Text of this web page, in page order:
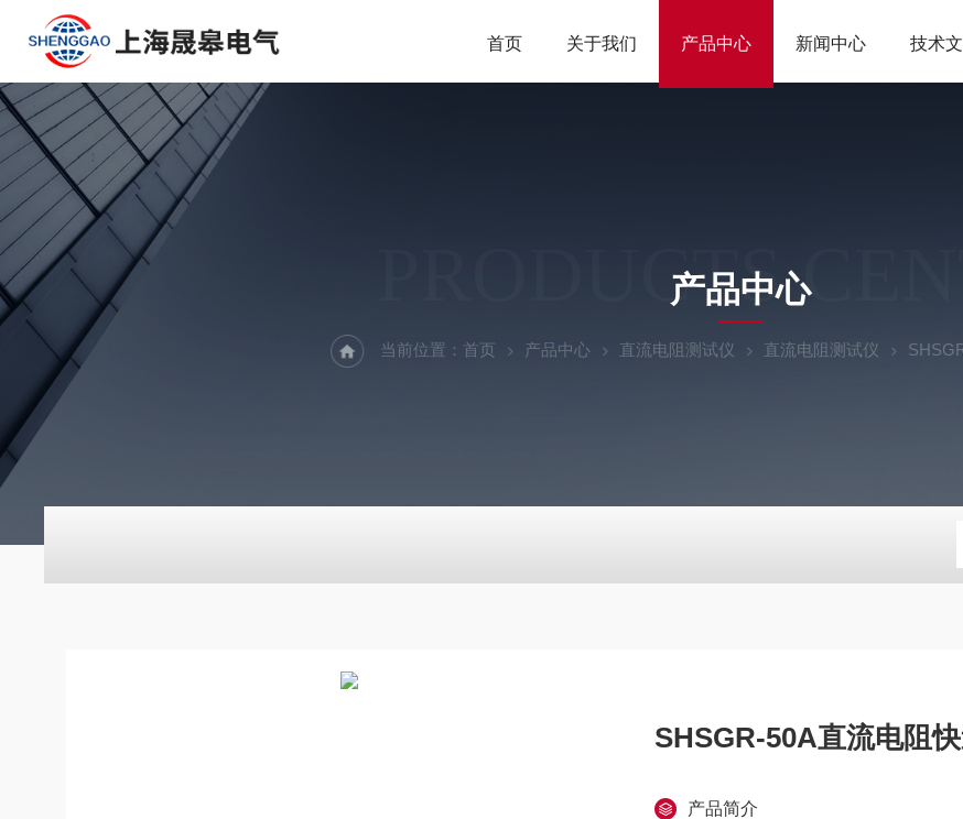
首页 关于我们 产品中心 新闻中心 技术
PRODUCTS
产品中心
当前位置： 首页 产品中心 直流电阻测试仪 直流电阻测试仪
SHSGR-50A直流电阻
产品简介